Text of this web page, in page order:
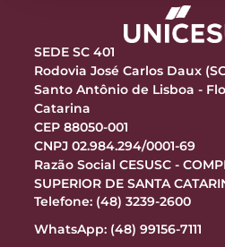
SEDE SC 401
Rodovia José Carlos Daux
Santo Antônio de Lisboa -
Catarina
CEP 88050-001
CNPJ 02.984.294/0001-69
Razão Social CESUSC -
SUPERIOR DE SANTA
Telefone: (48) 3239-2600
WhatsApp: (48) 99156-7111